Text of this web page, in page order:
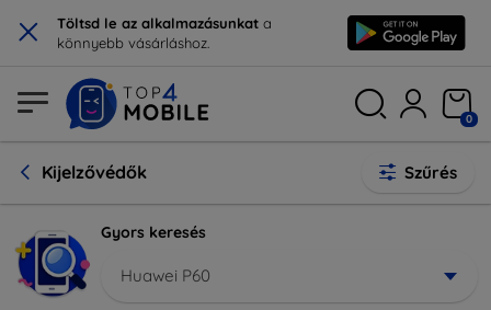
× Töltsd le az alkalmazásunkat a
könnyebb vásárláshoz.
0
Kijelzővédők Szűrés
Gyors keresés
Huawei P60